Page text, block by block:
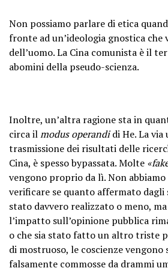
Non possiamo parlare di etica
fronte ad un’ideologia gnostica che
dell’uomo. La Cina comunista è il
abomini della pseudo-scienza.
Inoltre, un’altra ragione sta in
circa ilmodus operandidi He. La via
trasmissione dei risultati delle
Cina, è spesso bypassata. Molte
vengono proprio da lì. Non
verificare se quanto affermato dagli
stato davvero realizzato o meno,
l’impatto sull’opinione pubblica
o che sia stato fatto un altro triste
di mostruoso, le coscienze vengono
falsamente commosse da drammi